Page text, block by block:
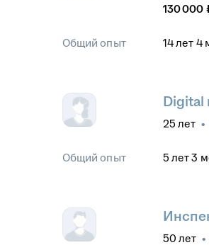
130 000
Общий опыт 14лет 4
Digital
25 лет •
Общий опыт 5 лет 3
50 лет •